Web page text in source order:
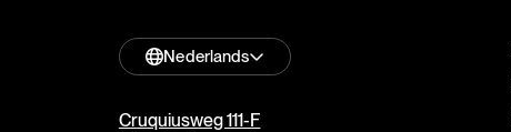
Nederlands
Cruquiusweg 111-F